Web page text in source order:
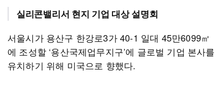
실리콘밸리서 현지 기업 대상 설명회
서울시가 용산구 한강로3가 40-1 일대 45만6099㎡
에 조성할 ‘용산국제업무지구’에 글로벌 기업 본사를
유치하기 위해 미국으로 향했다.